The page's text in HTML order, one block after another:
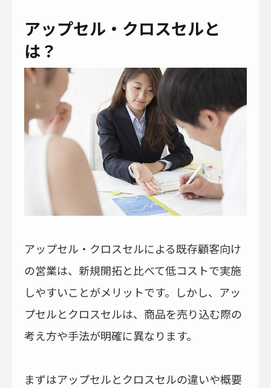
アップセル・クロスセルと
は？
アップセル・クロスセルによる既存顧客向け
の営業は、新規開拓と比べて低コストで実施
しやすいことがメリットです。しかし、アッ
プセルとクロスセルは、商品を売り込む際の
考え方や手法が明確に異なります。
まずはアップセルとクロスセルの違いや概要